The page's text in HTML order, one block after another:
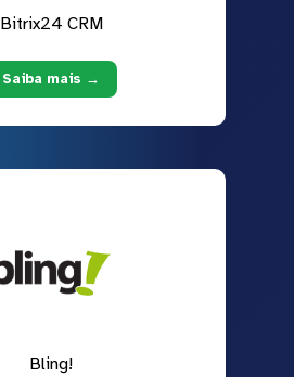
Bitrix24 CRM
Saiba mais →
Bling!